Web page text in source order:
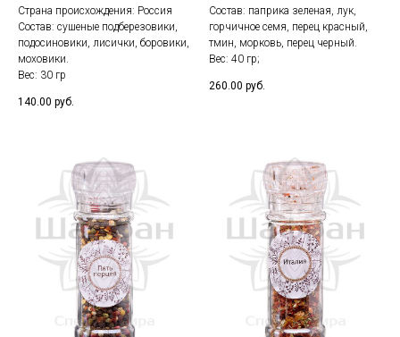
Страна происхождения: Россия
Состав: сушеные подберезовики,
подосиновики, лисички, боровики,
моховики.
Вес: 30 гр
140.00 руб.
Состав: паприка зеленая, лук,
горчичное семя, перец красный,
тмин, морковь, перец черный.
Вес: 40 гр;
260.00 руб.